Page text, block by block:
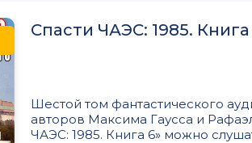
Спасти ЧАЭС: 1985. Книга
Шестой том фантастического
авторов Максима Гаусса и
ЧАЭС: 1985. Книга 6» можно